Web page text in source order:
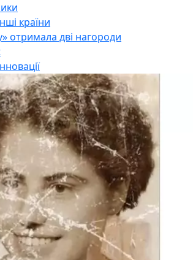
країни
отримала дві нагороди